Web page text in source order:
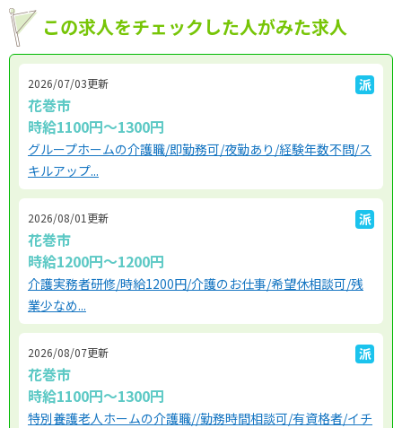
この求人をチェックした人がみた求人
2026/07/03更新 派
花巻市
時給1100円～1300円
グループホームの介護職/即勤務可/夜勤あり/経験年数不問/ス
キルアップ...
2026/08/01更新 派
花巻市
時給1200円～1200円
介護実務者研修/時給1200円/介護のお仕事/希望休相談可/残
業少なめ...
2026/08/07更新 派
花巻市
時給1100円～1300円
特別養護老人ホームの介護職//勤務時間相談可/有資格者/イチ